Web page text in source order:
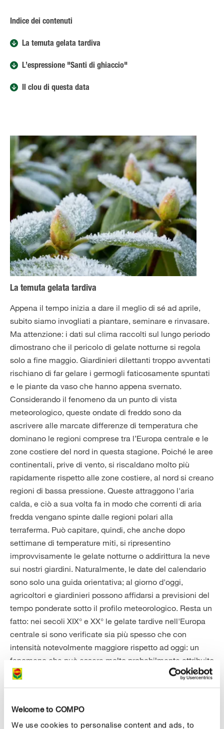
Welcome to COMPO
We use cookies to personalise content and ads, to
Indice dei contenuti
La temuta gelata tardiva
L’espressione "Santi di ghiaccio"
Il clou di questa data
La temuta gelata tardiva
Appena il tempo inizia a dare il meglio di sé ad aprile,
subito siamo invogliati a piantare, seminare e rinvasare.
Ma attenzione: i dati sul clima raccolti sul lungo periodo
dimostrano che il pericolo di gelate notturne si regola
solo a fine maggio. Giardinieri dilettanti troppo avventati
rischiano di far gelare i germogli faticosamente spuntati
e le piante da vaso che hanno appena svernato.
Considerando il fenomeno da un punto di vista
meteorologico, queste ondate di freddo sono da
ascrivere alle marcate differenze di temperatura che
dominano le regioni comprese tra l’Europa centrale e le
zone costiere del nord in questa stagione. Poiché le aree
continentali, prive di vento, si riscaldano molto più
rapidamente rispetto alle zone costiere, al nord si creano
regioni di bassa pressione. Queste attraggono l'aria
calda, e ciò a sua volta fa in modo che correnti di aria
fredda vengano spinte dalle regioni polari alla
terraferma. Può capitare, quindi, che anche dopo
settimane di temperature miti, si ripresentino
improvvisamente le gelate notturne o addirittura la neve
sui nostri giardini. Naturalmente, le date del calendario
sono solo una guida orientativa; al giorno d'oggi,
agricoltori e giardinieri possono affidarsi a previsioni del
tempo ponderate sotto il profilo meteorologico. Resta un
fatto: nei secoli XIX° e XX° le gelate tardive nell'Europa
centrale si sono verificate sia più spesso che con
intensità notevolmente maggiore rispetto ad oggi: un
fenomeno che può essere molto probabilmente attribuito
al riscaldamento globale.
L’espressione "Santi di ghiaccio"
L’espressione “Santi di ghiaccio” o santi dell'ultimo